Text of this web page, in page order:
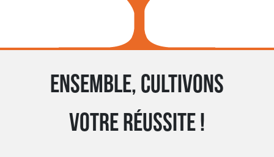
Ensemble, cultivons
votre réussite !